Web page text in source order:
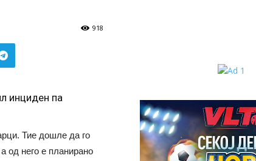
918
инциден па
Тие дошле да го
од него е планирано